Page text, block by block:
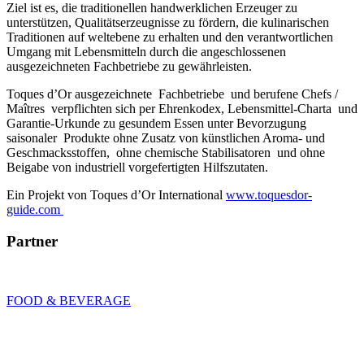
Ziel ist es, die traditionellen handwerklichen Erzeuger zu
unterstützen, Qualitätserzeugnisse zu fördern, die kulinarischen
Traditionen auf weltebene zu erhalten und den verantwortlichen
Umgang mit Lebensmitteln durch die angeschlossenen
ausgezeichneten Fachbetriebe zu gewährleisten.
Toques d’Or ausgezeichnete Fachbetriebe und berufene Chefs /
Maîtres verpflichten sich per Ehrenkodex, Lebensmittel-Charta und
Garantie-Urkunde zu gesundem Essen unter Bevorzugung
saisonaler Produkte ohne Zusatz von künstlichen Aroma- und
Geschmacksstoffen, ohne chemische Stabilisatoren und ohne
Beigabe von industriell vorgefertigten Hilfszutaten.
Ein Projekt von Toques d’Or International www.toquesdor-
guide.com
Partner
FOOD & BEVERAGE